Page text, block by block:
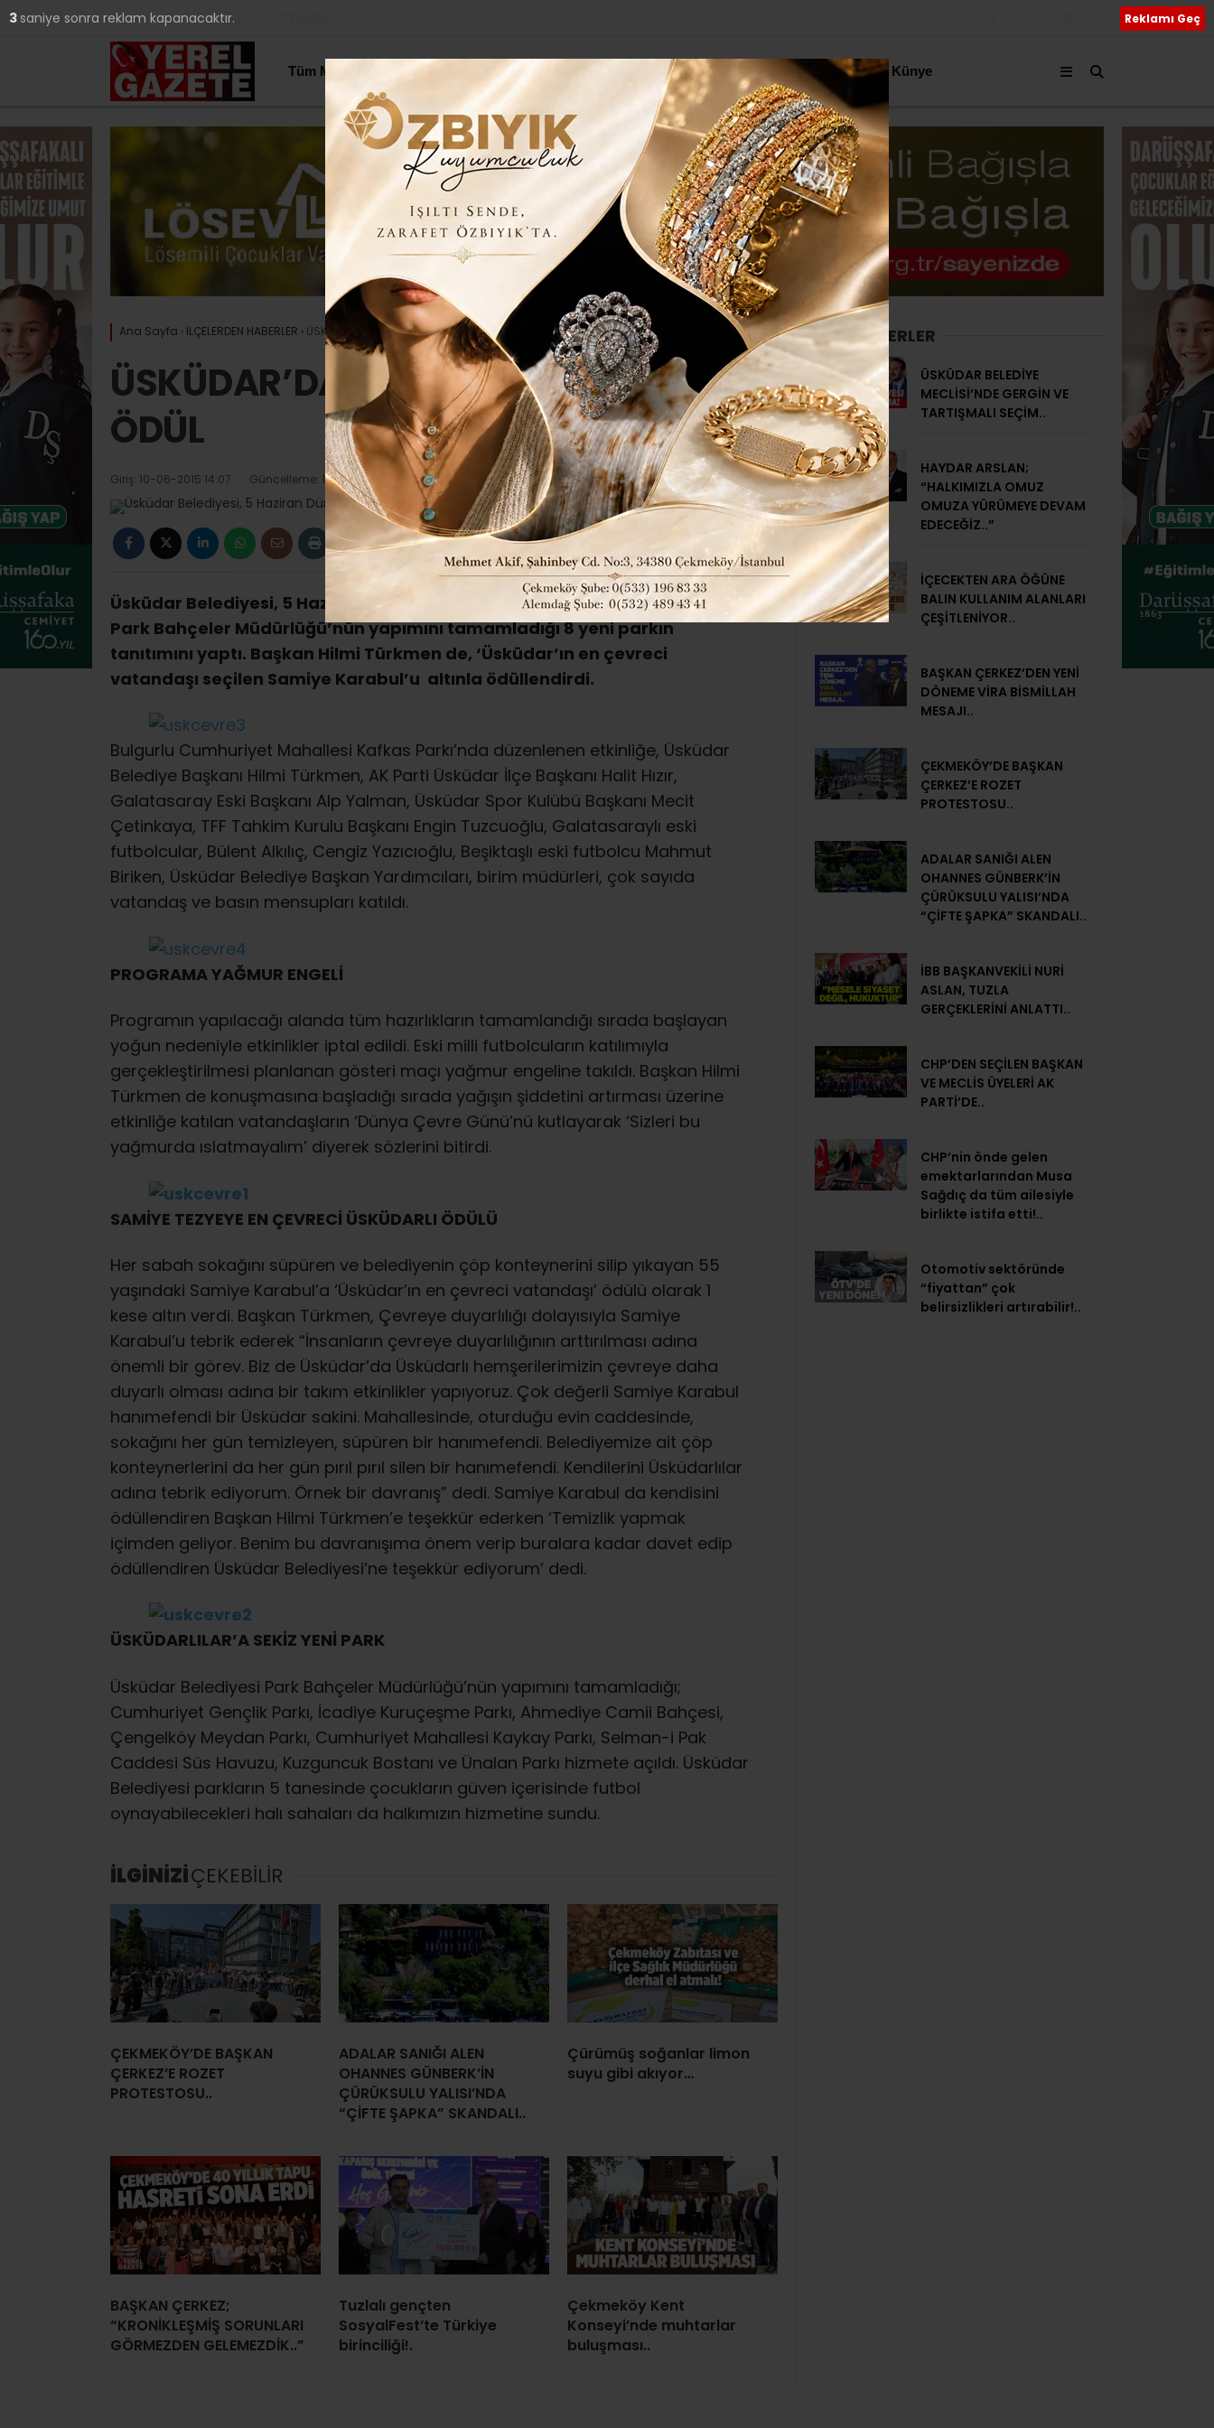
YAZARLAR 32.4
Tüm Manşetler Yerel Haberler Genel Siyaset Kültür Sanat Hakkımızda Künye
Ana Sayfa › İLÇELERDEN HABERLER › ÜSKÜDAR’DAN ÇEVRECİYE ALTIN ÖDÜL
ÜSKÜDAR’DAN ÇEVRECİYE ALTIN
ÖDÜL
Giriş: 10-06-2015 14:07 Güncelleme: 11-12-2018 22:39 250 İLÇELERDEN HABERLER
Üsküdar Belediyesi, 5 Haziran Dünya Çevre Günü etkinliği kapsamında
Park Bahçeler Müdürlüğü’nün yapımını tamamladığı 8 yeni parkın
tanıtımını yaptı. Başkan Hilmi Türkmen de, ‘Üsküdar’ın en çevreci
vatandaşı seçilen Samiye Karabul’u altınla ödüllendirdi.
Bulgurlu Cumhuriyet Mahallesi Kafkas Parkı’nda düzenlenen etkinliğe, Üsküdar
Belediye Başkanı Hilmi Türkmen, AK Parti Üsküdar İlçe Başkanı Halit Hızır,
Galatasaray Eski Başkanı Alp Yalman, Üsküdar Spor Kulübü Başkanı Mecit
Çetinkaya, TFF Tahkim Kurulu Başkanı Engin Tuzcuoğlu, Galatasaraylı eski
futbolcular, Bülent Alkılıç, Cengiz Yazıcıoğlu, Beşiktaşlı eski futbolcu Mahmut
Biriken, Üsküdar Belediye Başkan Yardımcıları, birim müdürleri, çok sayıda
vatandaş ve basın mensupları katıldı.
PROGRAMA YAĞMUR ENGELİ
Programın yapılacağı alanda tüm hazırlıkların tamamlandığı sırada başlayan
yoğun nedeniyle etkinlikler iptal edildi. Eski milli futbolcuların katılımıyla
gerçekleştirilmesi planlanan gösteri maçı yağmur engeline takıldı. Başkan Hilmi
Türkmen de konuşmasına başladığı sırada yağışın şiddetini artırması üzerine
etkinliğe katılan vatandaşların ‘Dünya Çevre Günü’nü kutlayarak ‘Sizleri bu
yağmurda ıslatmayalım’ diyerek sözlerini bitirdi.
SAMİYE TEZYEYE EN ÇEVRECİ ÜSKÜDARLI ÖDÜLÜ
Her sabah sokağını süpüren ve belediyenin çöp konteynerini silip yıkayan 55
yaşındaki Samiye Karabul’a ‘Üsküdar’ın en çevreci vatandaşı’ ödülü olarak 1
kese altın verdi. Başkan Türkmen, Çevreye duyarlılığı dolayısıyla Samiye
Karabul’u tebrik ederek “İnsanların çevreye duyarlılığının arttırılması adına
önemli bir görev. Biz de Üsküdar’da Üsküdarlı hemşerilerimizin çevreye daha
duyarlı olması adına bir takım etkinlikler yapıyoruz. Çok değerli Samiye Karabul
hanımefendi bir Üsküdar sakini. Mahallesinde, oturduğu evin caddesinde,
sokağını her gün temizleyen, süpüren bir hanımefendi. Belediyemize ait çöp
konteynerlerini da her gün pırıl pırıl silen bir hanımefendi. Kendilerini Üsküdarlılar
adına tebrik ediyorum. Örnek bir davranış” dedi. Samiye Karabul da kendisini
ödüllendiren Başkan Hilmi Türkmen’e teşekkür ederken ‘Temizlik yapmak
içimden geliyor. Benim bu davranışıma önem verip buralara kadar davet edip
ödüllendiren Üsküdar Belediyesi’ne teşekkür ediyorum’ dedi.
ÜSKÜDARLILAR’A SEKİZ YENİ PARK
Üsküdar Belediyesi Park Bahçeler Müdürlüğü’nün yapımını tamamladığı;
Cumhuriyet Gençlik Parkı, İcadiye Kuruçeşme Parkı, Ahmediye Camii Bahçesi,
Çengelköy Meydan Parkı, Cumhuriyet Mahallesi Kaykay Parkı, Selman-i Pak
Caddesi Süs Havuzu, Kuzguncuk Bostanı ve Ünalan Parkı hizmete açıldı. Üsküdar
Belediyesi parkların 5 tanesinde çocukların güven içerisinde futbol
oynayabilecekleri halı sahaları da halkımızın hizmetine sundu.
İLGİNİZİÇEKEBİLİR
ÇEKMEKÖY’DE BAŞKAN
ÇERKEZ’E ROZET
PROTESTOSU..
ADALAR SANIĞI ALEN
OHANNES GÜNBERK’İN
ÇÜRÜKSULU YALISI’NDA
“ÇİFTE ŞAPKA” SKANDALI..
Çürümüş soğanlar limon
suyu gibi akıyor…
BAŞKAN ÇERKEZ;
“KRONİKLEŞMİŞ SORUNLARI
GÖRMEZDEN GELEMEZDİK..”
Tuzlalı gençten
SosyalFest’te Türkiye
birinciliği!.
Çekmeköy Kent
Konseyi’nde muhtarlar
buluşması..
SON HABERLER
ÜSKÜDAR BELEDİYE
MECLİSİ’NDE GERGİN VE
TARTIŞMALI SEÇİM..
HAYDAR ARSLAN;
“HALKIMIZLA OMUZ
OMUZA YÜRÜMEYE DEVAM
EDECEĞİZ..”
İÇECEKTEN ARA ÖĞÜNE
BALIN KULLANIM ALANLARI
ÇEŞİTLENİYOR..
BAŞKAN ÇERKEZ’DEN YENİ
DÖNEME VİRA BİSMİLLAH
MESAJI..
ÇEKMEKÖY’DE BAŞKAN
ÇERKEZ’E ROZET
PROTESTOSU..
ADALAR SANIĞI ALEN
OHANNES GÜNBERK’İN
ÇÜRÜKSULU YALISI’NDA
“ÇİFTE ŞAPKA” SKANDALI..
İBB BAŞKANVEKİLİ NURİ
ASLAN, TUZLA
GERÇEKLERİNİ ANLATTI..
CHP’DEN SEÇİLEN BAŞKAN
VE MECLİS ÜYELERİ AK
PARTİ’DE..
CHP’nin önde gelen
emektarlarından Musa
Sağdıç da tüm ailesiyle
birlikte istifa etti!..
Otomotiv sektöründe
“fiyattan” çok
belirsizlikleri artırabilir!..
2 saniye sonra reklam kapanacaktır. Reklamı Geç